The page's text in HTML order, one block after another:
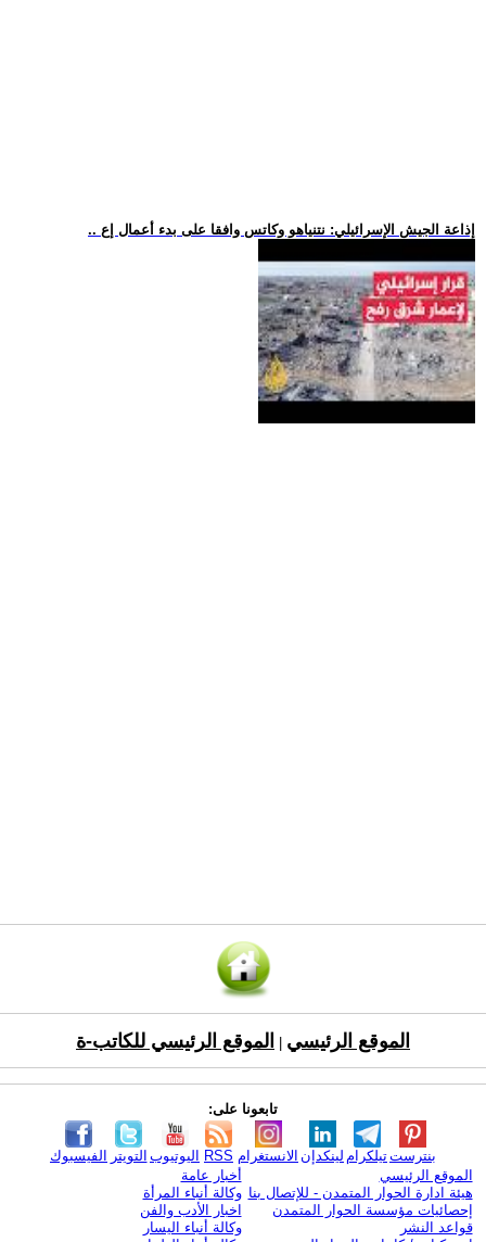
.. إذاعة الجيش الإسرائيلي: نتنياهو وكاتس وافقا على بدء أعمال إع
الموقع الرئيسي الموقع الرئيسي للكاتب-ة
تابعونا على:
الفيسبوك التويتر اليوتيوب RSS الانستغرام لينكدإن تيلكرامبنترست
الموقع الرئيسي
هيئة ادارة الحوار المتمدن - للإتصال بنا
إحصائيات مؤسسة الحوار المتمدن
قواعد النشر
أخبار عامة
وكالة أنباء المرأة
اخبار الأدب والفن
وكالة أنباء اليسار